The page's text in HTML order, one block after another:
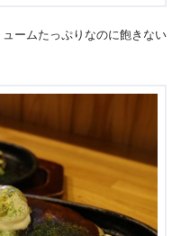
ームたっぷりなのに飽きない